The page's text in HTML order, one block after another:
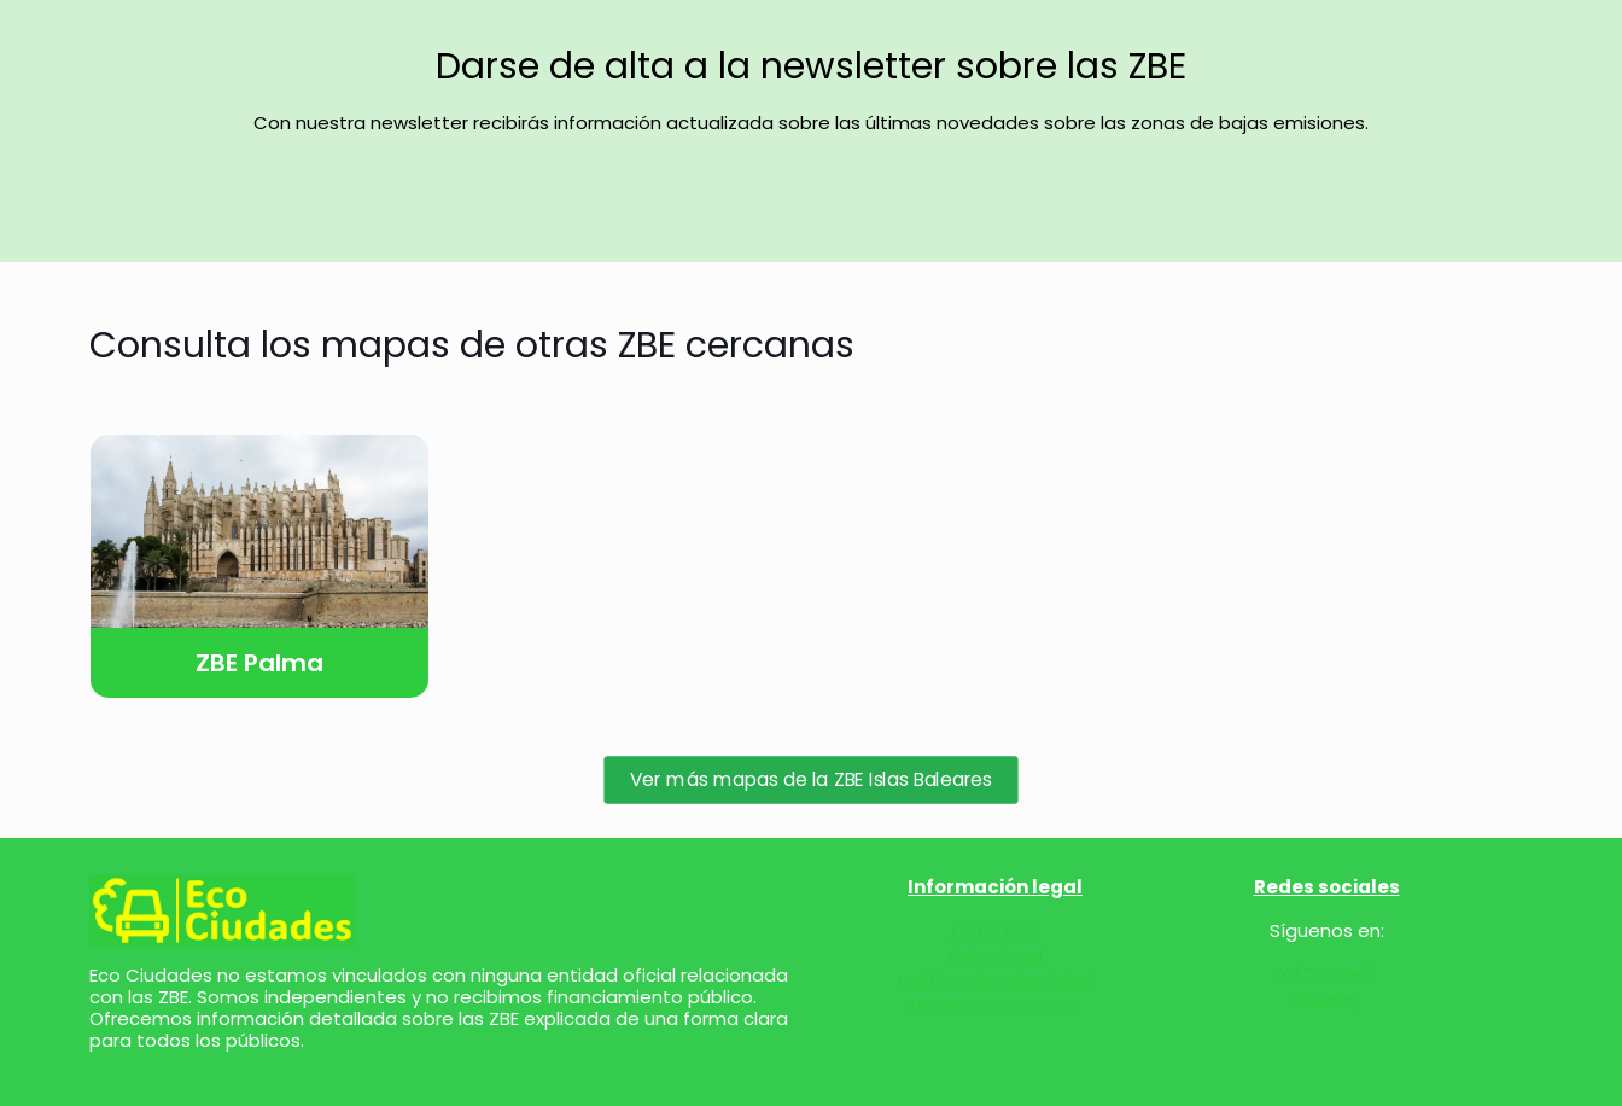
Darse de alta a la newsletter sobre las ZBE
Con nuestra newsletter recibirás información actualizada sobre las últimas novedades sobre las zonas de bajas emisiones.
Consulta los mapas de otras ZBE cercanas
ZBE Palma
Ver más mapas de la ZBE Islas Baleares
Eco Ciudades no estamos vinculados con ninguna entidad oficial relacionada
con las ZBE. Somos independientes y no recibimos financiamiento público.
Ofrecemos información detallada sobre las ZBE explicada de una forma clara
para todos los públicos.
Información legal
Redes sociales
Síguenos en: